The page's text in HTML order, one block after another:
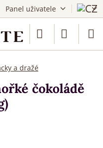
Panel uživatele
a dražé
čokoládě